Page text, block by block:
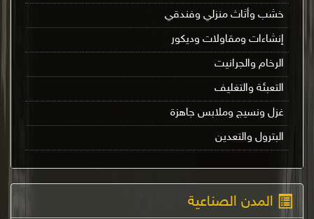
خشب وأثاث منزلي وفندقي
إنشاءات ومقاولات وديكور
الرخام والجرانيت
التعبئة والتغليف
غزل ونسيج وملابس جاهزة
البترول والتعدين
المدن الصناعية